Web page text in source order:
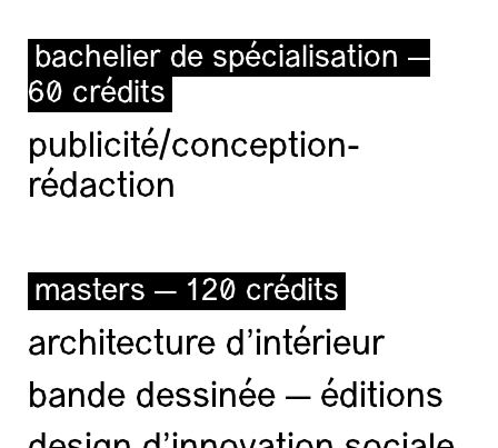
bachelier de spécialisation —
60 crédits
publicité/conception-
rédaction
masters — 120 crédits
architecture d’intérieur
bande dessinée — éditions